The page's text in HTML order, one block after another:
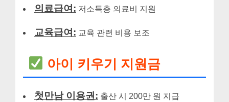
의료급여: 저소득층 의료비 지원
교육급여: 교육 관련 비용 보조
아이 키우기 지원금
첫만남 이용권: 출산 시 200만 원 지급